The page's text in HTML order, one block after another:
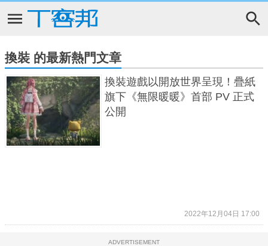
換裝 的最新熱門文章
換裝遊戲以開放世界呈現！疊紙
旗下《無限暖暖》首部 PV 正式
公開
2022年12月04日 17:00
ADVERTISEMENT